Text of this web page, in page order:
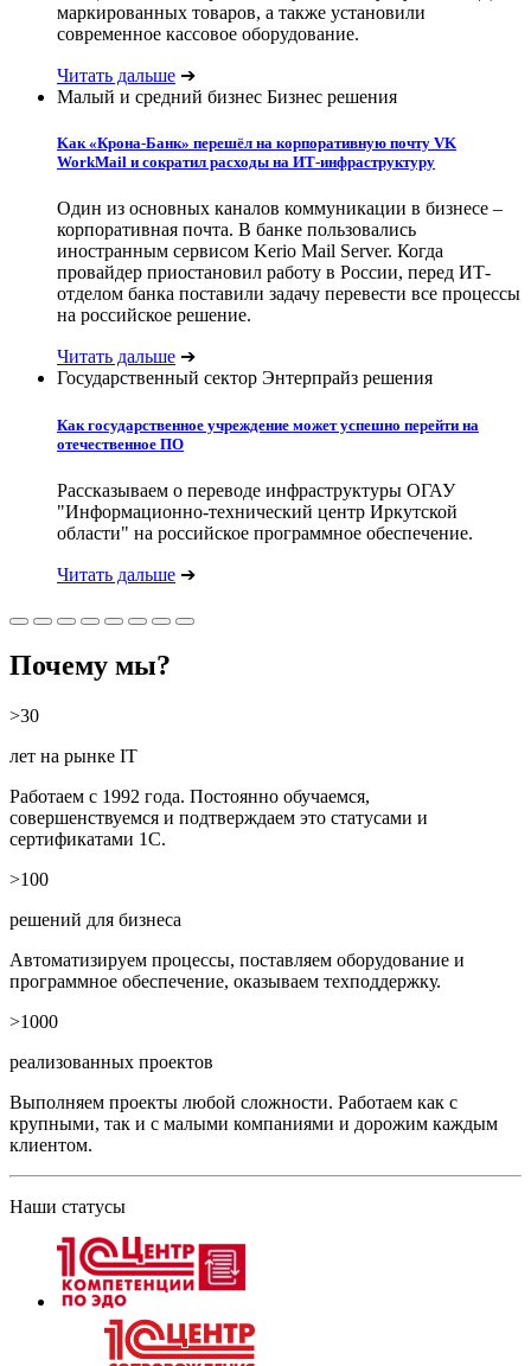
маркированных товаров, а также установили
современное кассовое оборудование.
Читать дальше ➔
Малый и средний бизнес Бизнес решения
Kак «Крона-Банк» перешёл на корпоративную почту VK
WorkMail и сократил расходы на ИТ-инфраструктуру
Один из основных каналов коммуникации в бизнесе –
корпоративная почта. В банке пользовались
иностранным сервисом Kerio Mail Server. Когда
провайдер приостановил работу в России, перед ИТ-
отделом банка поставили задачу перевести все процессы
на российское решение.
Читать дальше ➔
Государственный сектор Энтерпрайз решения
Как государственное учреждение может успешно перейти на
отечественное ПО
Рассказываем о переводе инфраструктуры ОГАУ
"Информационно-технический центр Иркутской
области" на российское программное обеспечение.
Читать дальше ➔
Почему мы?
>30
лет на рынке IT
Работаем с 1992 года. Постоянно обучаемся,
совершенствуемся и подтверждаем это статусами и
сертификатами 1С.
>100
решений для бизнеса
Автоматизируем процессы, поставляем оборудование и
программное обеспечение, оказываем техподдержку.
>1000
реализованных проектов
Выполняем проекты любой сложности. Работаем как с
крупными, так и с малыми компаниями и дорожим каждым
клиентом.
Наши статусы